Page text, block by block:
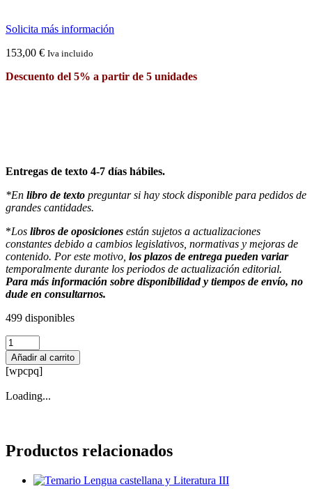
Solicita más información
153,00 € Iva incluido
Descuento del 5% a partir de 5 unidades
Entregas de texto 4-7 días hábiles.
*En libro de texto preguntar si hay stock disponible para pedidos de
grandes cantidades.
*Los libros de oposiciones están sujetos a actualizaciones
constantes debido a cambios legislativos, normativas y mejoras de
contenido. Por este motivo, los plazos de entrega pueden variar
temporalmente durante los periodos de actualización editorial.
Para más información sobre disponibilidad y tiempos de envío, no
dude en consultarnos.
499 disponibles
Temario
+
Supuestos
+
PD,
unidades
Educación
(Andalucía)
Añadir al carrito
[wpcpq]
Loading...
Productos relacionados